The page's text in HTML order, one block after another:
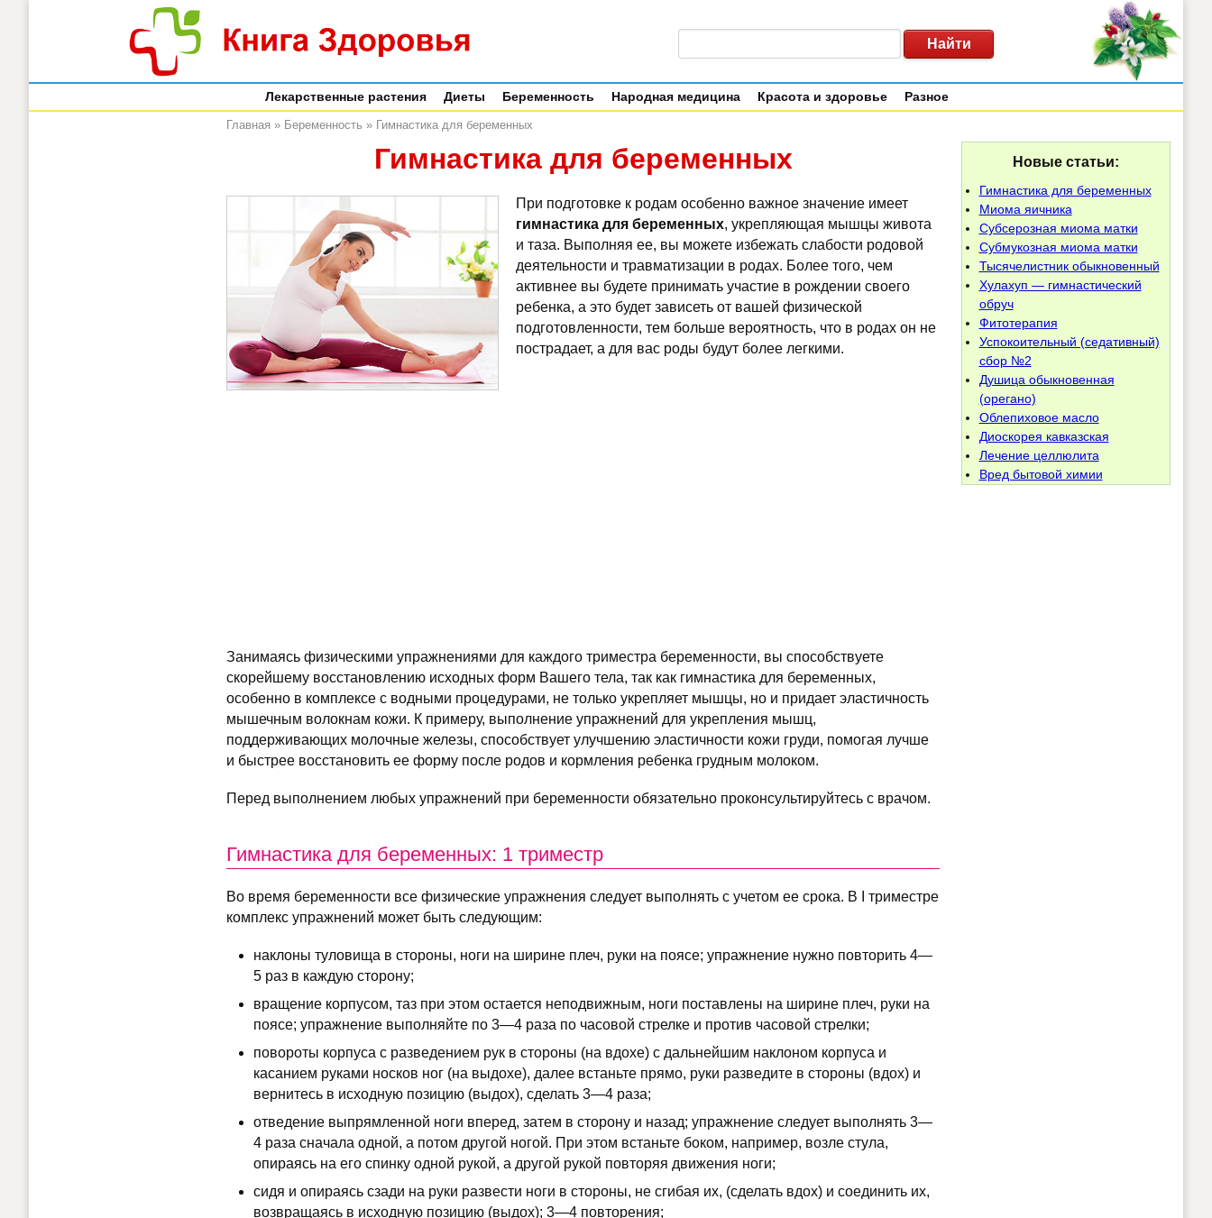
Лекарственные растения Диеты Беременность Народная медицина Красота и здоровье Разное
Главная » Беременность » Гимнастика для беременных
Гимнастика для беременных
При подготовке к родам особенно важное значение имеет
гимнастика для беременных, укрепляющая мышцы живота
и таза. Выполняя ее, вы можете избежать слабости родовой
деятельности и травматизации в родах. Более того, чем
активнее вы будете принимать участие в рождении своего
ребенка, а это будет зависеть от вашей физической
подготовленности, тем больше вероятность, что в родах он не
пострадает, а для вас роды будут более легкими.
Занимаясь физическими упражнениями для каждого триместра беременности, вы способствуете
скорейшему восстановлению исходных форм Вашего тела, так как гимнастика для беременных,
особенно в комплексе с водными процедурами, не только укрепляет мышцы, но и придает эластичность
мышечным волокнам кожи. К примеру, выполнение упражнений для укрепления мышц,
поддерживающих молочные железы, способствует улучшению эластичности кожи груди, помогая лучше
и быстрее восстановить ее форму после родов и кормления ребенка грудным молоком.
Перед выполнением любых упражнений при беременности обязательно проконсультируйтесь с врачом.
Гимнастика для беременных: 1 триместр
Во время беременности все физические упражнения следует выполнять с учетом ее срока. В I триместре
комплекс упражнений может быть следующим:
наклоны туловища в стороны, ноги на ширине плеч, руки на поясе; упражнение нужно повторить 4—
5 раз в каждую сторону;
вращение корпусом, таз при этом остается неподвижным, ноги поставлены на ширине плеч, руки на
поясе; упражнение выполняйте по 3—4 раза по часовой стрелке и против часовой стрелки;
повороты корпуса с разведением рук в стороны (на вдохе) с дальнейшим наклоном корпуса и
касанием руками носков ног (на выдохе), далее встаньте прямо, руки разведите в стороны (вдох) и
вернитесь в исходную позицию (выдох), сделать 3—4 раза;
отведение выпрямленной ноги вперед, затем в сторону и назад; упражнение следует выполнять 3—
4 раза сначала одной, а потом другой ногой. При этом встаньте боком, например, возле стула,
опираясь на его спинку одной рукой, а другой рукой повторяя движения ноги;
сидя и опираясь сзади на руки развести ноги в стороны, не сгибая их, (сделать вдох) и соединить их,
возвращаясь в исходную позицию (выдох); 3—4 повторения;
Новые статьи:
Гимнастика для беременных
Миома яичника
Субсерозная миома матки
Субмукозная миома матки
Тысячелистник обыкновенный
Хулахуп — гимнастический
обруч
Фитотерапия
Успокоительный (седативный)
сбор №2
Душица обыкновенная
(орегано)
Облепиховое масло
Диоскорея кавказская
Лечение целлюлита
Вред бытовой химии